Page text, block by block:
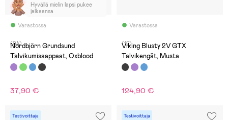
Varastossa
Hyvällä mielin lapsi pukee
jalkaansa
(94)
Nordbjörn Grundsund
Talvikumisaappaat, Oxblood
37,90 €
Varastossa
(12)
Viking Blusty 2V GTX
Talvikengät, Musta
124,90 €
Testivoittaja Testivoittaja